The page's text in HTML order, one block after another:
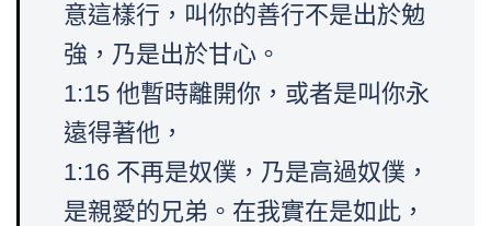
意這樣行，叫你的善行不是出於勉
強，乃是出於甘心。
1:15 他暫時離開你，或者是叫你永
遠得著他，
1:16 不再是奴僕，乃是高過奴僕，
是親愛的兄弟。在我實在是如此，